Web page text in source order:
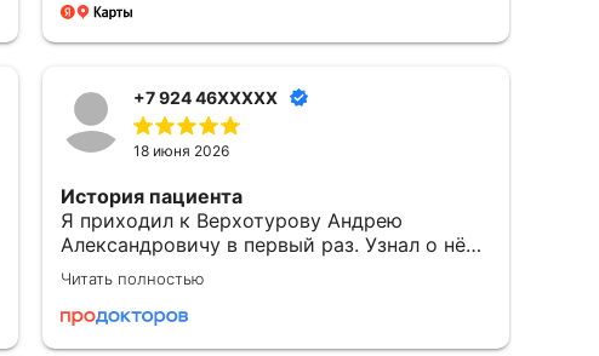
+7 924 46XXXXX
18 июня 2026
История пациента
Я приходил к Верхотурову Андрею
Александровичу в первый раз. Узнал о нём
через портал ПроДокторов, также на
выбор повлияла платная услуга. Оценивать
эффективность лечения пока что рано,
Читать полностью